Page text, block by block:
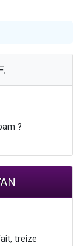
groupe sur Zoom
4 personnes viennent de nous rejoindre sur WhatsApp
?
treize